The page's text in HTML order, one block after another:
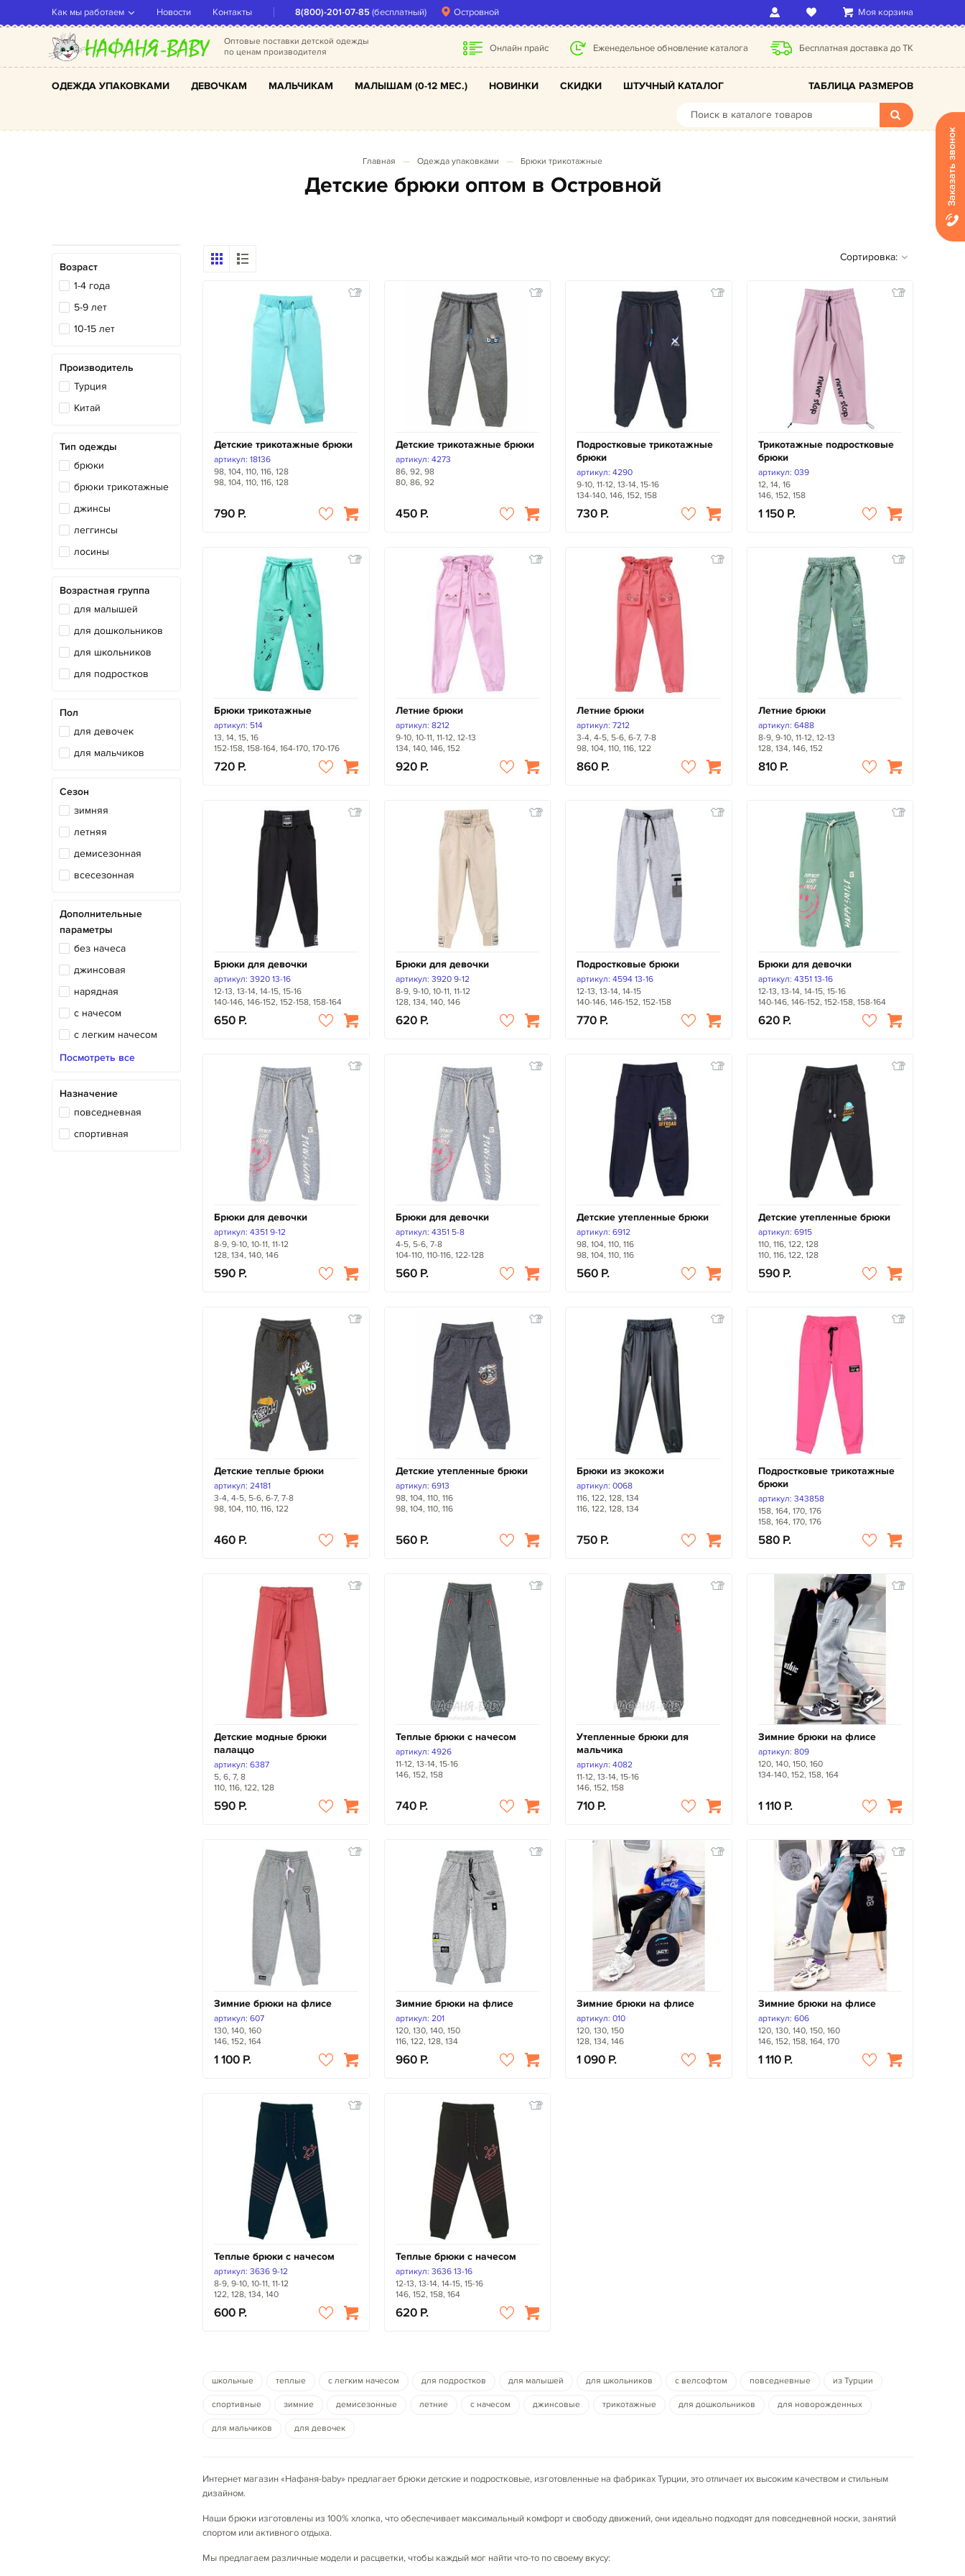
Моя корзина
Оптовые поставки детской одежды
по ценам производителя
Онлайн прайс Еженедельное обновление каталога Бесплатная доставка до ТК
ОДЕЖДА УПАКОВКАМИ ДЕВОЧКАМ МАЛЬЧИКАМ МАЛЫШАМ (0-12 МЕС.) НОВИНКИ СКИДКИ ШТУЧНЫЙ КАТАЛОГ ТАБЛИЦА РАЗМЕРОВ
Островной
8(800)-201-07-85(бесплатный)
Как мы работаем Новости Контакты
Главная Одежда упаковками Брюки трикотажные
Детские брюки оптом в Островной
Возраст
1-4 года
5-9 лет
10-15 лет
Производитель
Турция
Китай
Тип одежды
брюки
брюки трикотажные
джинсы
леггинсы
лосины
Возрастная группа
для малышей
для дошкольников
для школьников
для подростков
Пол
для девочек
для мальчиков
Сезон
зимняя
летняя
демисезонная
всесезонная
Дополнительные
параметры
без начеса
джинсовая
нарядная
с начесом
с легким начесом
теплая
экокожа
Посмотреть все
Назначение
повседневная
спортивная
Сортировка:
Детские трикотажные брюки
артикул: 18136
98, 104, 110, 116, 128
98, 104, 110, 116, 128
790
Детские трикотажные брюки
артикул: 4273
86, 92, 98
80, 86, 92
450
Подростковые трикотажные
брюки
артикул: 4290
9-10, 11-12, 13-14, 15-16
134-140, 146, 152, 158
730
Трикотажные подростковые
брюки
артикул: 039
12, 14, 16
146, 152, 158
1 150
Брюки трикотажные
артикул: 514
13, 14, 15, 16
152-158, 158-164, 164-170, 170-176
720
Летние брюки
артикул: 8212
9-10, 10-11, 11-12, 12-13
134, 140, 146, 152
920
Летние брюки
артикул: 7212
3-4, 4-5, 5-6, 6-7, 7-8
98, 104, 110, 116, 122
860
Летние брюки
артикул: 6488
8-9, 9-10, 11-12, 12-13
128, 134, 146, 152
810
Брюки для девочки
артикул: 3920 13-16
12-13, 13-14, 14-15, 15-16
140-146, 146-152, 152-158, 158-164
650
Брюки для девочки
артикул: 3920 9-12
8-9, 9-10, 10-11, 11-12
128, 134, 140, 146
620
Подростковые брюки
артикул: 4594 13-16
12-13, 13-14, 14-15
140-146, 146-152, 152-158
770
Брюки для девочки
артикул: 4351 13-16
12-13, 13-14, 14-15, 15-16
140-146, 146-152, 152-158, 158-164
620
Брюки для девочки
артикул: 4351 9-12
8-9, 9-10, 10-11, 11-12
128, 134, 140, 146
590
Брюки для девочки
артикул: 4351 5-8
4-5, 5-6, 7-8
104-110, 110-116, 122-128
560
Детские утепленные брюки
артикул: 6912
98, 104, 110, 116
98, 104, 110, 116
560
Детские утепленные брюки
артикул: 6915
110, 116, 122, 128
110, 116, 122, 128
590
Детские теплые брюки
артикул: 24181
3-4, 4-5, 5-6, 6-7, 7-8
98, 104, 110, 116, 122
460
Детские утепленные брюки
артикул: 6913
98, 104, 110, 116
98, 104, 110, 116
560
Брюки из экокожи
артикул: 0068
116, 122, 128, 134
116, 122, 128, 134
750
Подростковые трикотажные
брюки
артикул: 343858
158, 164, 170, 176
158, 164, 170, 176
580
Детские модные брюки
палаццо
артикул: 6387
5, 6, 7, 8
110, 116, 122, 128
590
Теплые брюки с начесом
артикул: 4926
11-12, 13-14, 15-16
146, 152, 158
740
Утепленные брюки для
мальчика
артикул: 4082
11-12, 13-14, 15-16
146, 152, 158
710
Зимние брюки на флисе
артикул: 809
120, 140, 150, 160
134-140, 152, 158, 164
1 110
Зимние брюки на флисе
артикул: 607
130, 140, 160
146, 152, 164
1 100
Зимние брюки на флисе
артикул: 201
120, 130, 140, 150
116, 122, 128, 134
960
Зимние брюки на флисе
артикул: 010
120, 130, 150
128, 134, 146
1 090
Зимние брюки на флисе
артикул: 606
120, 130, 140, 150, 160
146, 152, 158, 164, 170
1 110
Теплые брюки с начесом
артикул: 3636 9-12
8-9, 9-10, 10-11, 11-12
122, 128, 134, 140
600
Теплые брюки с начесом
артикул: 3636 13-16
12-13, 13-14, 14-15, 15-16
146, 152, 158, 164
620
школьные теплые с легким начесом для подростков для малышей для школьников с велсофтом повседневные из Турции
спортивные зимние демисезонные летние с начесом джинсовые трикотажные для дошкольников для новорожденных
для мальчиков для девочек
Интернет магазин «Нафаня-baby» предлагает брюки детские и подростковые, изготовленные на фабриках Турции, это отличает их высоким качеством и стильным
дизайном.
Наши брюки изготовлены из 100% хлопка, что обеспечивает максимальный комфорт и свободу движений, они идеально подходят для повседневной носки, занятий
спортом или активного отдыха.
Мы предлагаем различные модели и расцветки, чтобы каждый мог найти что-то по своему вкусу:
Заказать звонок